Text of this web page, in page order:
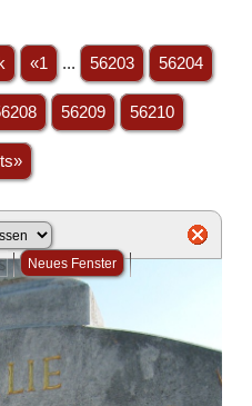
«1 ... 56203 56204
56209 56210